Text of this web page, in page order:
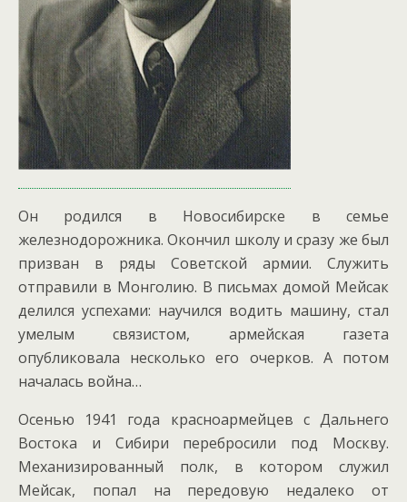
Он родился в Новосибирске в семье
железнодорожника. Окончил школу и сразу же был
призван в ряды Советской армии. Служить
отправили в Монголию. В письмах домой Мейсак
делился успехами: научился водить машину, стал
умелым связистом, армейская газета
опубликовала несколько его очерков. А потом
началась война…
Осенью 1941 года красноармейцев с Дальнего
Востока и Сибири перебросили под Москву.
Механизированный полк, в котором служил
Мейсак, попал на передовую недалеко от